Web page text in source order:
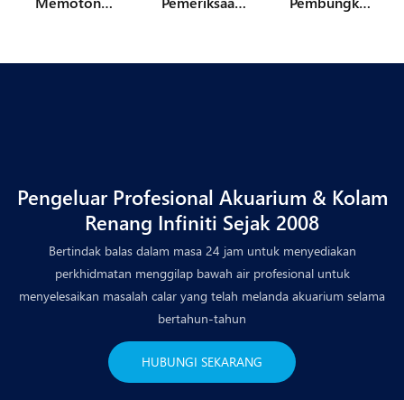
Menggilap
Pengeluar Profesional Akuarium & Kolam
Renang Infiniti Sejak 2008
Bertindak balas dalam masa 24 jam untuk menyediakan
perkhidmatan menggilap bawah air profesional untuk
menyelesaikan masalah calar yang telah melanda akuarium selama
bertahun-tahun
HUBUNGI SEKARANG